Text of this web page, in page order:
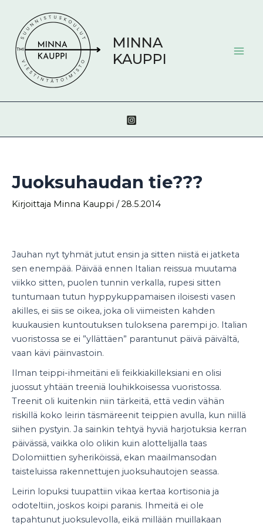
sisältöön
MINNA
KAUPPI
Juoksuhaudan tie???
Kirjoittaja Minna Kauppi /28.5.2014
Jauhan nyt tyhmät jutut ensin ja sitten niistä ei jatketa
sen enempää. Päivää ennen Italian reissua muutama
viikko sitten, puolen tunnin verkalla, rupesi sitten
tuntumaan tutun hyppykuppamaisen iloisesti vasen
akilles, ei siis se oikea, joka oli viimeisten kahden
kuukausien kuntoutuksen tuloksena parempi jo. Italian
vuoristossa se ei ”yllättäen” parantunut päivä päivältä,
vaan kävi päinvastoin.
Ilman teippi-ihmeitäni eli feikkiakilleksiani en olisi
juossut yhtään treeniä louhikkoisessa vuoristossa.
Treenit oli kuitenkin niin tärkeitä, että vedin vähän
riskillä koko leirin täsmäreenit teippien avulla, kun niillä
siihen pystyin. Ja sainkin tehtyä hyviä harjotuksia kerran
päivässä, vaikka olo olikin kuin alottelijalla taas
Dolomiittien syheriköissä, ekan maailmansodan
taisteluissa rakennettujen juoksuhautojen seassa.
Leirin lopuksi tuupattiin vikaa kertaa kortisonia ja
odoteltiin, joskos koipi paranis. Ihmeitä ei ole
tapahtunut juoksulevolla, eikä millään muillakaan
navigation